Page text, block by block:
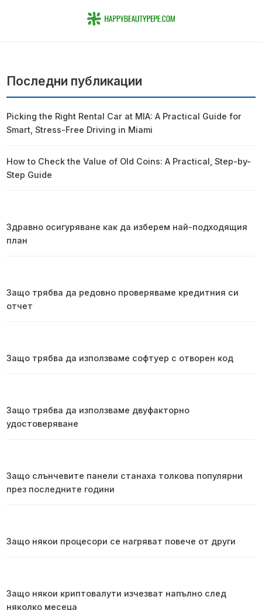
Последни публикации
Picking the Right Rental Car at MIA: A Practical Guide for
Smart, Stress-Free Driving in Miami
How to Check the Value of Old Coins: A Practical, Step-by-
Step Guide
Здравно осигуряване как да изберем най-подходящия
план
Защо трябва да редовно проверяваме кредитния си
отчет
Защо трябва да използваме софтуер с отворен код
Защо трябва да използваме двуфакторно
удостоверяване
Защо слънчевите панели станаха толкова популярни
през последните години
Защо някои процесори се нагряват повече от други
Защо някои криптовалути изчезват напълно след
няколко месеца